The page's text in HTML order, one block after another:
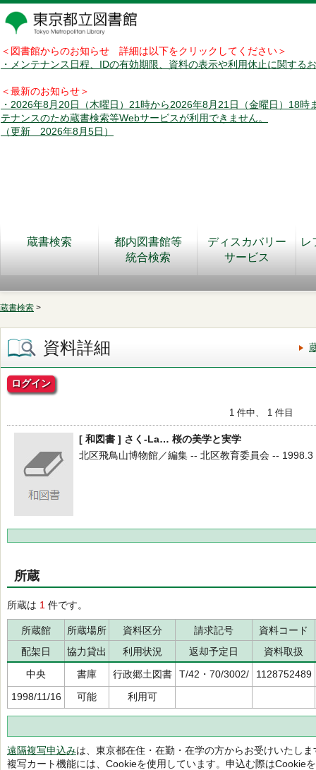
＜図書館からのお知らせ 詳細は以下をクリックしてください＞
・メンテナンス日程、IDの有効期限、資料の表示や利用休止に関する
＜最新のお知らせ＞
・2026年8月20日（木曜日）21時から2026年8月21日（金曜日）18時
テナンスのため蔵書検索等Webサービスが利用できません。
（更新 2026年8月5日）
蔵書検索
都内図書館等
統合検索
ディスカバリー
サービス
レ
蔵書検索 >
資料詳細
ログイン
1 件中、 1 件目
[ 和図書 ] さく-La… 桜の美学と実学
北区飛鳥山博物館／編集 -- 北区教育委員会 -- 1998.3
所蔵
所蔵は 1 件です。
所蔵館 所蔵場所 資料区分 請求記号
資料コード
配架日
協力貸出 利用状況 返却予定日
資料取扱
中央
書庫 行政郷土図書 T/42・70/3002/
1128752489
1998/11/16
可能 利用可
遠隔複写申込みは、東京都在住・在勤・在学の方からお受けいたしま
複写カート機能には、Cookieを使用しています。申込む際はCookie